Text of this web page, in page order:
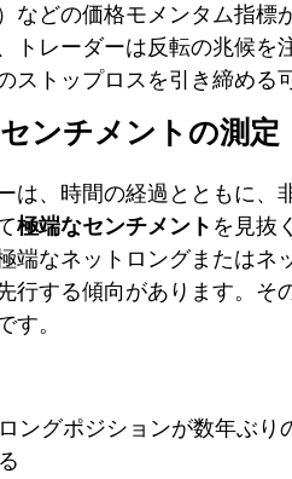
などの価格モメンタム指標
トレーダーは反転の兆候を
ストップロスを引き締める
ンチメントの測定
は、時間の経過とともに、
極端なセンチメント を見抜
端なネットロングまたはネ
行する傾向があります。そ
す。
ングポジションが数年ぶり